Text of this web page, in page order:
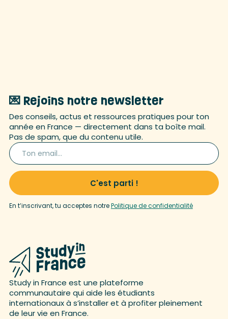
💌 Rejoins notre newsletter
Des conseils, actus et ressources pratiques pour ton
année en France — directement dans ta boîte mail.
Pas de spam, que du contenu utile.
En t’inscrivant, tu acceptes notrePolitique de confidentialité
Study in France est une plateforme
communautaire qui aide les étudiants
internationaux à s’installer et à profiter pleinement
de leur vie en France.